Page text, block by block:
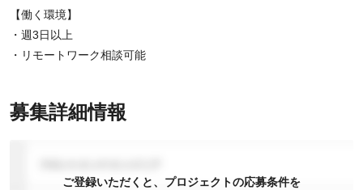
【働く環境】
・週3日以上
・リモートワーク相談可能
募集詳細情報
ご登録いただくと、プロジェクトの応募条件を